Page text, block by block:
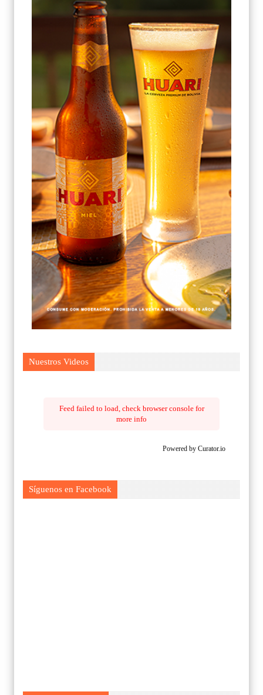
Nuestros Videos
Feed failed to load, check browser console for
more info
Powered by Curator.io
Síguenos en Facebook